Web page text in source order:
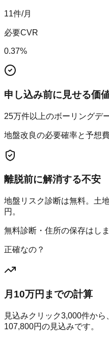
11件/月
必要CVR
0.37%
申し込み前に見せる価
25万件以上のボーリングデ
地盤改良の必要確率と予想
離脱前に解消する不安
地盤リスク診断は無料。土
円。
無料診断・住所の保存はし
正確なの？
月10万円までの計算
見込みクリック3,000件から
107,800円の見込みです。